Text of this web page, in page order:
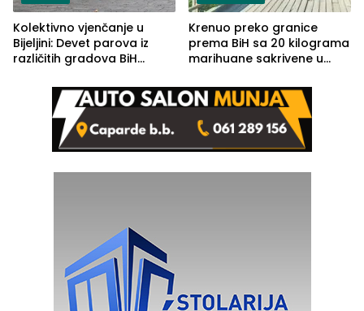
Kolektivno vjenčanje u
Bijeljini: Devet parova iz
različitih gradova BiH
Krenuo preko granice
prema BiH sa 20 kilograma
marihuane sakrivene u